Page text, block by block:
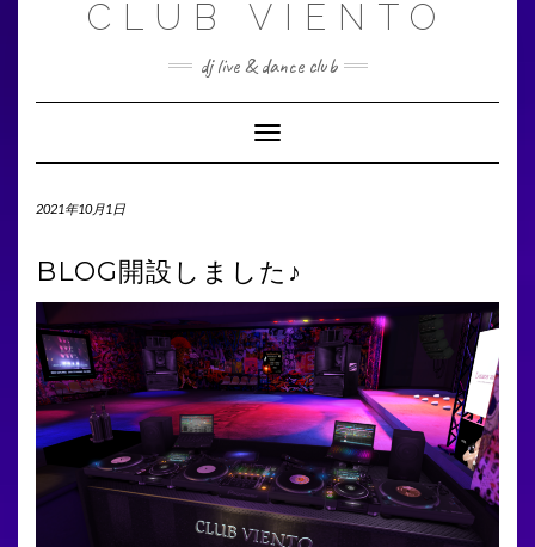
CLUB VIENTO
dj live & dance club
T
o
N
a
v
i
g
a
t
i
o
n
2021年10月1日
BLOG開設しました♪